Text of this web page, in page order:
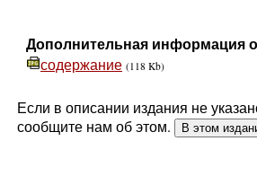
Дополнительная информация
содержание (118 Kb)
Если в описании издания не
сообщите нам об этом.
В этом